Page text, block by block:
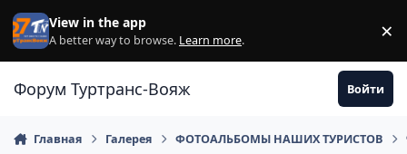
Перейти к содержанию
View in the app
A better way to browse. Learn more. ×
Форум Туртранс-Вояж Войти
Главная Галерея ФОТОАЛЬБОМЫ НАШИХ ТУРИСТОВ